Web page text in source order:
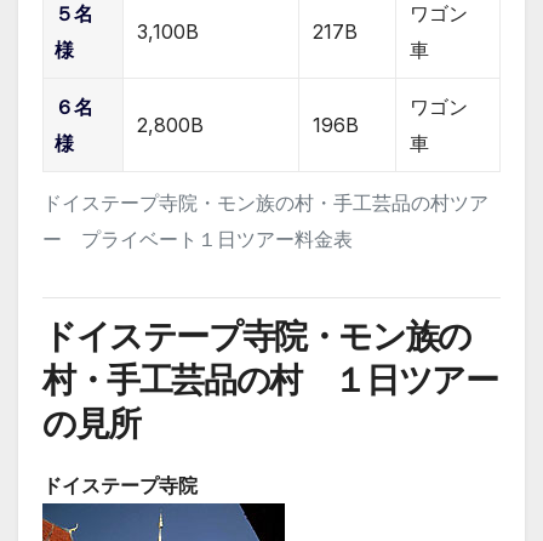
ドイステープ寺院・モン族の村・手工芸品の村ツア
ー プライベート１日ツアー料金表
５名
様
3,100B 217B
ワゴン
車
６名
様
2,800B 196B
ワゴン
車
ドイステープ寺院・モン族の
村・手工芸品の村 １日ツアー
の見所
ドイステープ寺院